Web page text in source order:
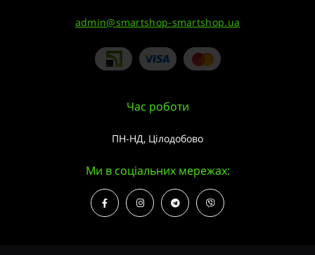
admin@smartshop-smartshop.ua
Час роботи
ПН-НД, Цілодобово
Ми в соціальних мережах: